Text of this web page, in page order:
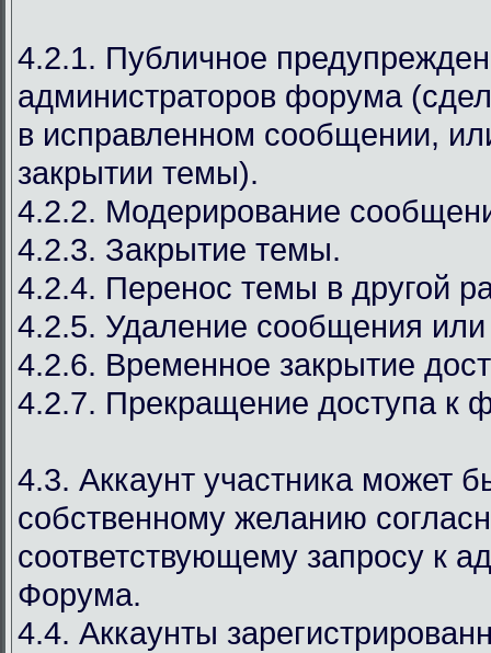
4.2.1. Публичное
администраторов форума
в исправленном сообщении,
закрытии темы).
4.2.2. Модерирование
4.2.3. Закрытие темы.
4.2.4. Перенос темы в другой
4.2.5. Удаление сообщения
4.2.6. Временное закрытие
4.2.7. Прекращение доступа к
4.3. Аккаунт участника может
собственному желанию
соответствующему запросу к
Форума.
4.4. Аккаунты